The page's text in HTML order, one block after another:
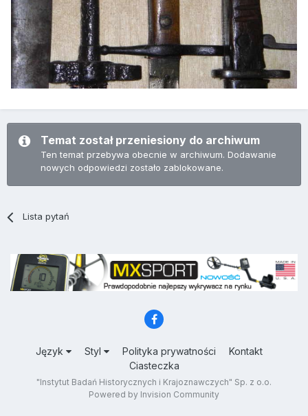
Temat został przeniesiony do archiwum
Ten temat przebywa obecnie w archiwum. Dodawanie
nowych odpowiedzi zostało zablokowane.
Lista pytań
Język Styl Polityka prywatności
Kontakt
Ciasteczka
"Instytut Badań Historycznych i Krajoznawczych" Sp. z o.o.
Powered by Invision Community